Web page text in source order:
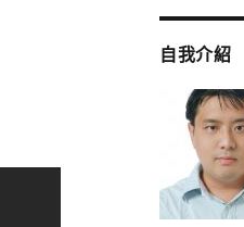
自我介紹